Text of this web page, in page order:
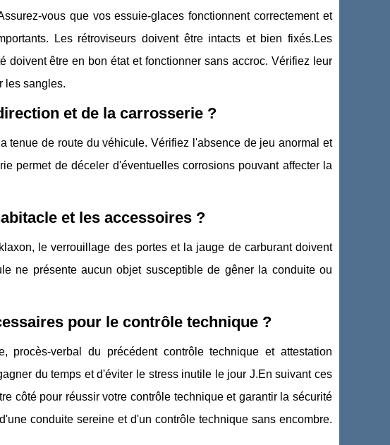
vous que vos essuie-glaces fonctionnent correctement et
Les rétroviseurs doivent être intacts et bien fixés.Les
être en bon état et fonctionner sans accroc. Vérifiez leur
les sangles.
et de la carrosserie ?
tenue de route du véhicule. Vérifiez l'absence de jeu anormal et
permet de déceler d'éventuelles corrosions pouvant affecter la
et les accessoires ?
le verrouillage des portes et la jauge de carburant doivent
ne présente aucun objet susceptible de gêner la conduite ou
pour le contrôle technique ?
procès-verbal du précédent contrôle technique et attestation
du temps et d'éviter le stress inutile le jour J.En suivant ces
côté pour réussir votre contrôle technique et garantir la sécurité
conduite sereine et d'un contrôle technique sans encombre.